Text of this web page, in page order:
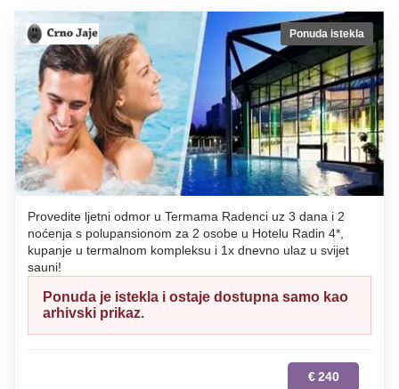
Ponuda istekla
Provedite ljetni odmor u Termama Radenci uz 3 dana i 2
noćenja s polupansionom za 2 osobe u Hotelu Radin 4*,
kupanje u termalnom kompleksu i 1x dnevno ulaz u svijet
sauni!
Ponuda je istekla i ostaje dostupna samo kao
arhivski prikaz.
€ 240